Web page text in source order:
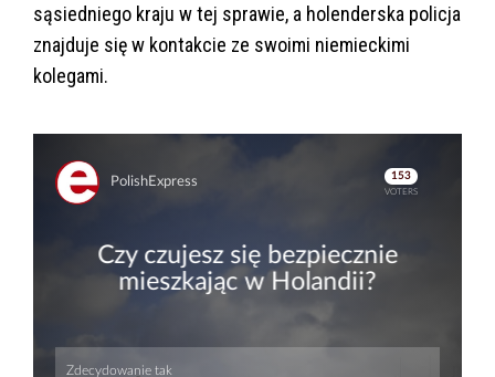
sąsiedniego kraju w tej sprawie, a holenderska policja
znajduje się w kontakcie ze swoimi niemieckimi
kolegami.